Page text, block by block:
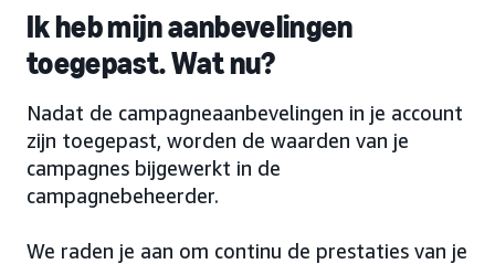
Ik heb mijn aanbevelingen
toegepast. Wat nu?
Nadat de campagneaanbevelingen in je account
zijn toegepast, worden de waarden van je
campagnes bijgewerkt in de
campagnebeheerder.
We raden je aan om continu de prestaties van je